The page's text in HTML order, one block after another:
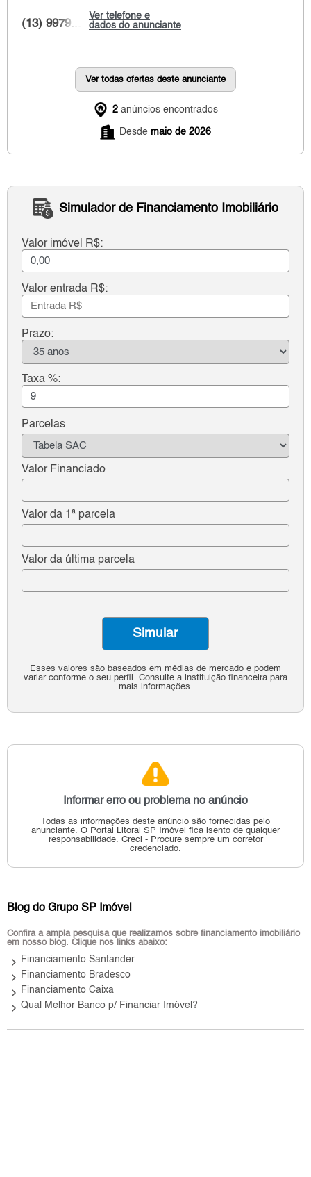
Ver telefone e
dados do anunciante
(13) 9979...
Ver todas ofertas deste anunciante
2 anúncios encontrados
Desde maio de 2026
Simulador de Financiamento Imobiliário
Valor imóvel R$:
Valor entrada R$:
Prazo:
Taxa %:
Parcelas
Valor Financiado
Valor da 1ª parcela
Valor da última parcela
Esses valores são baseados em médias de mercado e podem
variar conforme o seu perfil. Consulte a instituição financeira para
mais informações.
Simular
Informar erro ou problema no anúncio
Todas as informações deste anúncio são fornecidas pelo
anunciante. O Portal Litoral SP Imóvel fica isento de qualquer
responsabilidade. Creci - Procure sempre um corretor
credenciado.
Blog do Grupo SP Imóvel
Confira a ampla pesquisa que realizamos sobre financiamento imobiliário
em nosso blog. Clique nos links abaixo:
keyboard_arrow_right Financiamento Santander
keyboard_arrow_right Financiamento Bradesco
keyboard_arrow_right Financiamento Caixa
keyboard_arrow_right Qual Melhor Banco p/ Financiar Imóvel?